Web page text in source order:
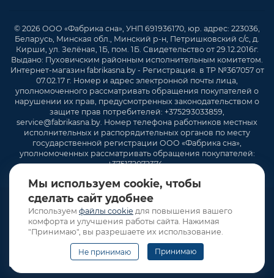
Мы используем cookie, чтобы
сделать сайт удобнее
Используем файлы cookie для повышения вашего
комфорта и улучшения работы сайта. Нажимая
"Принимаю", вы разрешаете их использование.
Не принимаю Принимаю
© 2026 ООО «Фабрика сна», УНП 691936170, юр. адрес: 223036,
Беларусь, Минская обл., Минский р-н, Петришковский с/с, д.
Кирши, ул. Зелёная, 1Б, пом. 1Б. Свидетельство от 29.12.2016г.
Выдано: Пуховичским районным исполнительным комитетом.
Интернет-магазин fabrikasna.by - Регистрация. в ТР №367057 от
07.02.17 г. Номер и адрес электронной почты лица,
уполномоченного рассматривать обращения покупателей о
нарушении их прав, предусмотренных законодательством о
защите прав потребителей: +375293033859,
service@fabrikasna.by. Номер телефона работников местных
исполнительных и распорядительных органов по месту
государственной регистрации ООО «Фабрика сна»,
уполномоченных рассматривать обращения покупателей:
+375172072374 .